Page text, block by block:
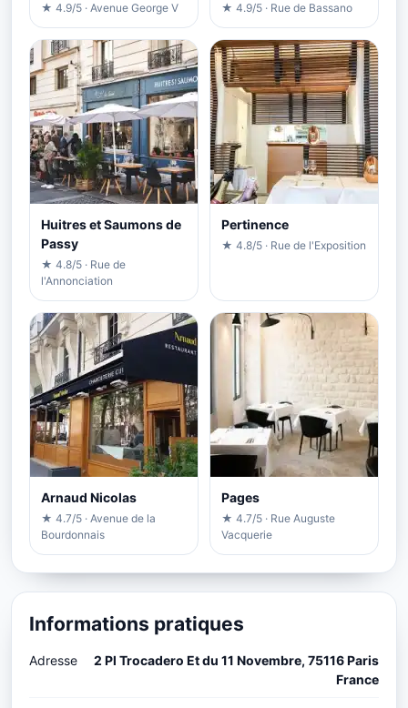
★ 4.9/5 · Avenue George V ★ 4.9/5 · Rue de Bassano
Huitres et Saumons de
Passy
★ 4.8/5 · Rue de
l'Annonciation
Pertinence
★ 4.8/5 · Rue de l'Exposition
Arnaud Nicolas
★ 4.7/5 · Avenue de la
Bourdonnais
Pages
★ 4.7/5 · Rue Auguste
Vacquerie
Informations pratiques
Adresse
2 Pl Trocadero Et du 11 Novembre, 75116 Paris
France